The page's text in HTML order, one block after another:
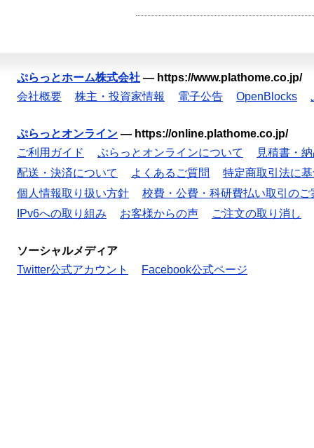
ぷらっとホーム株式会社 — https://www.plathome.co.jp/
会社概要
株主・投資家情報 電子公告 OpenBlocks
ぷらっとオンライン — https://online.plathome.co.jp/
ご利用ガイド
ぷらっとオンラインについて
見積書・
配送・決済について
よくあるご質問
特定商取引法に
個人情報取り扱い方針
校費・公費・科研費払い取引のご
IPv6への取り組み
お客様からの声 ご注文の取り消し
ソーシャルメディア
Twitter公式アカウント
Facebook公式ページ